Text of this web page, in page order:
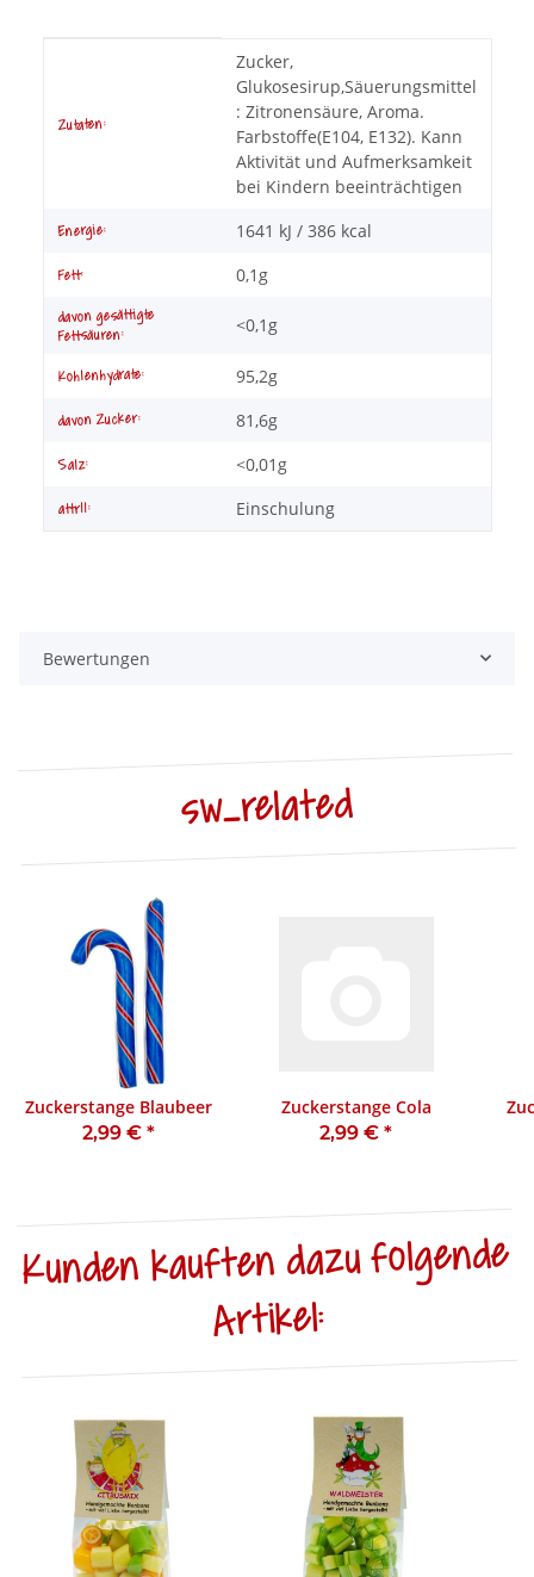
Zutaten:
Zucker,
Glukosesirup,Säuerungsmittel
: Zitronensäure, Aroma.
Farbstoffe(E104, E132). Kann
Aktivität und Aufmerksamkeit
bei Kindern beeinträchtigen
Energie: 1641 kJ / 386 kcal
Fett: 0,1g
davon gesättigte
Fettsäuren:
<0,1g
Kohlenhydrate: 95,2g
davon Zucker: 81,6g
Salz: <0,01g
attr11: Einschulung
Bewertungen
sw_related
Zuckerstange Blaubeer
2,99 € *
Zuckerstange Cola
2,99 € *
Kunden kauften dazu folgende
Artikel: